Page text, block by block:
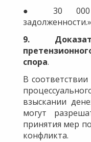
● 30 000
задолженности.»
9.
спора.
В
взыскании
могут
принятия мер
конфликта.